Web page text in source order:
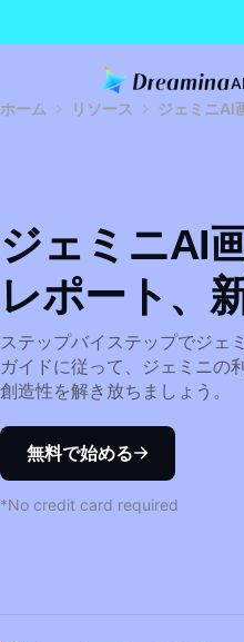
ホーム
リソース ジェミニAI
ジェミニAI
レポート、
ステップバイステップでジェ
ガイドに従って、ジェミニの
創造性を解き放ちましょう。
無料で始める
*No credit card required